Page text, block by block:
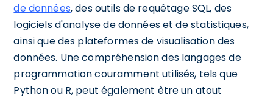
de données, des outils de requêtage SQL, des
logiciels d'analyse de données et de statistiques,
ainsi que des plateformes de visualisation des
données. Une compréhension des langages de
programmation couramment utilisés, tels que
Python ou R, peut également être un atout